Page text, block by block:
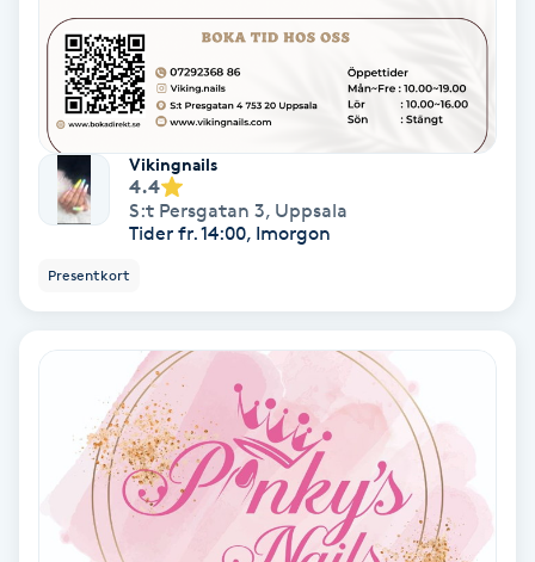
Power Yoga
PRP (Platelet Rich Plasma)
PRX-T33
Psoriasis
Radiofrekvens
Rakning
Reflexologi
Vikingnails
4.4
S:t Persgatan 3, Uppsala
Tider fr. 14:00, Imorgon
Presentkort